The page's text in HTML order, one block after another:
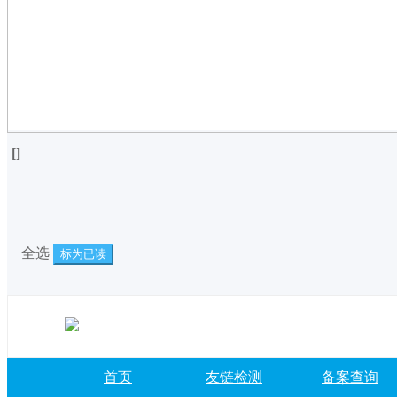
[]
全选 标为已读
首页 友链检测 备案查询